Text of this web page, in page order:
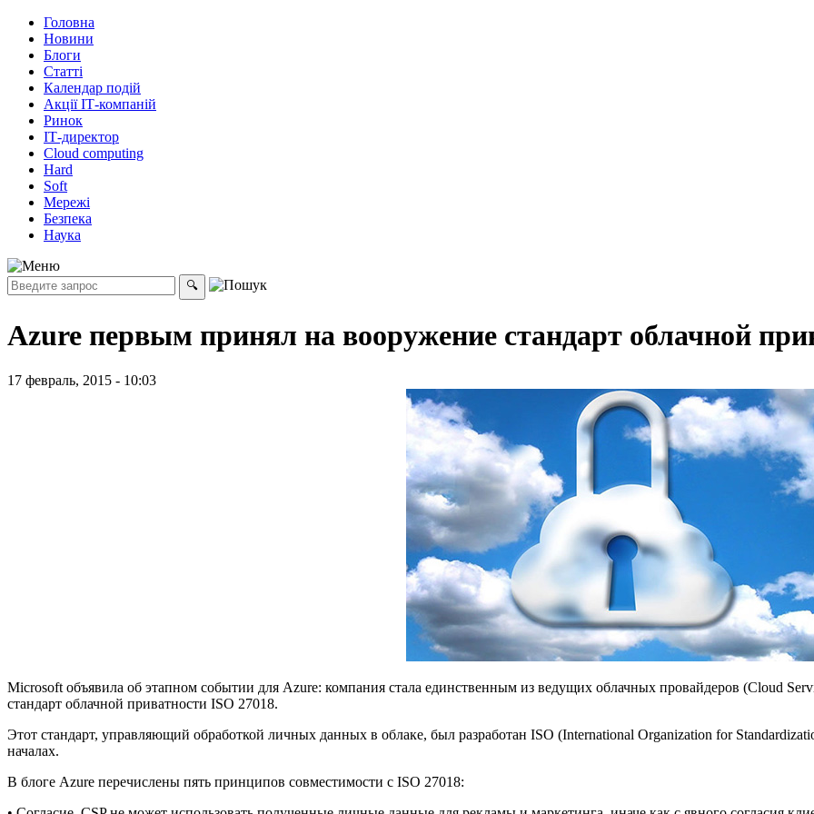
Головна
Новини
Блоги
Статті
Календар подій
Акції ІТ-компаній
Ринок
ІТ-директор
Cloud computing
Hard
Soft
Мережі
Безпека
Наука
Azure первым принял на вооружение стандарт облачной
17 февраль, 2015 - 10:03
Microsoft объявила об этапном событии для Azure: компания стала единственным из ведущих облачных провайдеров (Cloud
стандарт облачной приватности ISO 27018.
Этот стандарт, управляющий обработкой личных данных в облаке, был разработан ISO (International Organization for
началах.
В блоге Azure перечислены пять принципов совместимости с ISO 27018: